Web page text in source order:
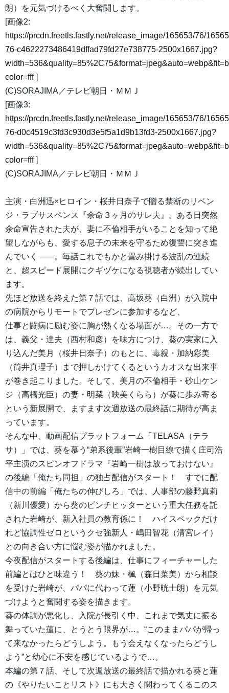
朗）を元気づけるべく大奮闘します。
[画像2:
https://prcdn.freetls.fastly.net/release_image/165653/76/
76-c4622273486419dffad79fd27e738775-2500x1667.jpg?
color=fff]
(C)SORAJIMA／テレビ朝日・ＭＭＪ
[画像3:
https://prcdn.freetls.fastly.net/release_image/165653/76/
76-d0c4519c3fd3c930d3e5f5a1d9b13fd3-2500x1667.jpg?
color=fff]
(C)SORAJIMA／テレビ朝日・ＭＭＪ
主演・白洲迅×ヒロイン・桜井日奈子で贈る禁断のリベン
ジ・ラブサスペンス『余命３ヶ月のサレ夫』。ある日突然
余命宣告された夫が、妻に不倫相手がいることを知って絶
望しながらも、愛する息子の未来を守るため復讐に突き進
んでいく――。毎話これでもかと畳み掛ける波乱の連続
と、超スピード展開にクギヅケになる視聴者が続出してい
ます。
先ほど放送を終えた第７話では、高坂葵（白洲）が入院中
の病院からリモートでプレゼンに参加するなど、
仕事と闘病に励む姿に胸が熱くなる場面が…。その一方で
は、義父・達夫（西村和彦）を味方につけ、葵の実家に入
り込んだ美月（桜井日奈子）のもとに、毒親・加納彩美
（筒井真理子）まで押しかけてくるというカオスな出来事
が巻き起こりました。そして、美月の不倫相手・砂山ケン
ジ（高橋光臣）の妻・明菜（映美くらら）が葵に歩み寄る
という新展開で、ますます次週放送の最終話に期待が高ま
っています。
そんな中、動画配信プラットフォーム「TELASA（テラ
サ）」では、葵を慕う“弟系後輩”岩崎一樹目線で描く庄司浩
平主演のスピンオフドラマ『岩崎一樹は放っておけない』
の後編「俺たち同担」の独占配信がスタート！ すでに配
信中の前編「俺たちの伸びしろ」では、人事部の藤野真莉
（新川優愛）から葵のピンチヒッターという重大任務を託
された岩崎が、新入社員の教育係に！ ハイスペックだけ
れど協調性ゼロというクセ強新人・嶋田智花（清宮レイ）
との向き合い方に悩む姿が描かれました。
今夜配信がスタートする後編は、仕事にフィーチャーした
前編とはひと味違う！ 葵の妹・楓（森日菜美）から相談
を受けた岩崎が、パパに代わって蓮（小野晄士朗）を元気
づけようと奮闘する姿を描きます。
葵の体調が悪化し、入院が長引く中、これまで気丈に振る
舞っていた蓮に、とうとう限界が…。“このままパパが帰っ
て来なかったらどうしよう。もう会えなくなったらどうし
よう”と幼心に不安を感じているようで…。
本編の第７話、そして次週放送の最終話で描かれる葵と蓮
の《やりたいことリスト》にも大きく関わってくるこのス